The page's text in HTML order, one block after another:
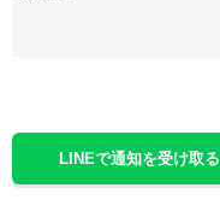
LINEで通知を受け取る